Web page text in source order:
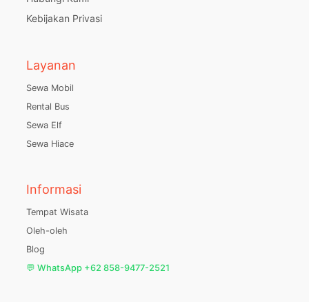
Kebijakan Privasi
Layanan
Sewa Mobil
Rental Bus
Sewa Elf
Sewa Hiace
Informasi
Tempat Wisata
Oleh-oleh
Blog
💬 WhatsApp +62 858-9477-2521